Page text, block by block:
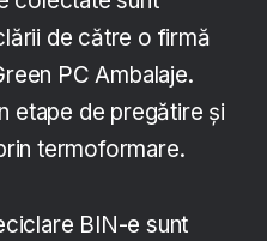
de către o firmă
PC Ambalaje.
etape de pregătire și
termoformare.
BIN-e sunt